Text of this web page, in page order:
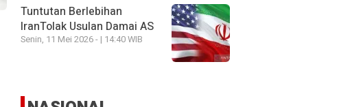
Tuntutan Berlebihan
IranTolak Usulan Damai AS
Senin, 11 Mei 2026 - | 14:40 WIB